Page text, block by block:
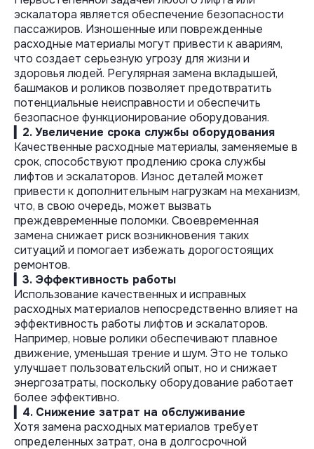
эскалатора является обеспечение безопасности
пассажиров. Изношенные или поврежденные
расходные материалы могут привести к авариям,
что создает серьезную угрозу для жизни и
здоровья людей. Регулярная замена вкладышей,
башмаков и роликов позволяет предотвратить
потенциальные неисправности и обеспечить
безопасное функционирование оборудования.
▎2. Увеличение срока службы оборудования
Качественные расходные материалы, заменяемые в
срок, способствуют продлению срока службы
лифтов и эскалаторов. Износ деталей может
привести к дополнительным нагрузкам на механизм,
что, в свою очередь, может вызвать
преждевременные поломки. Своевременная
замена снижает риск возникновения таких
ситуаций и помогает избежать дорогостоящих
ремонтов.
▎3. Эффективность работы
Использование качественных и исправных
расходных материалов непосредственно влияет на
эффективность работы лифтов и эскалаторов.
Например, новые ролики обеспечивают плавное
движение, уменьшая трение и шум. Это не только
улучшает пользовательский опыт, но и снижает
энергозатраты, поскольку оборудование работает
более эффективно.
▎4. Снижение затрат на обслуживание
Хотя замена расходных материалов требует
определенных затрат, она в долгосрочной